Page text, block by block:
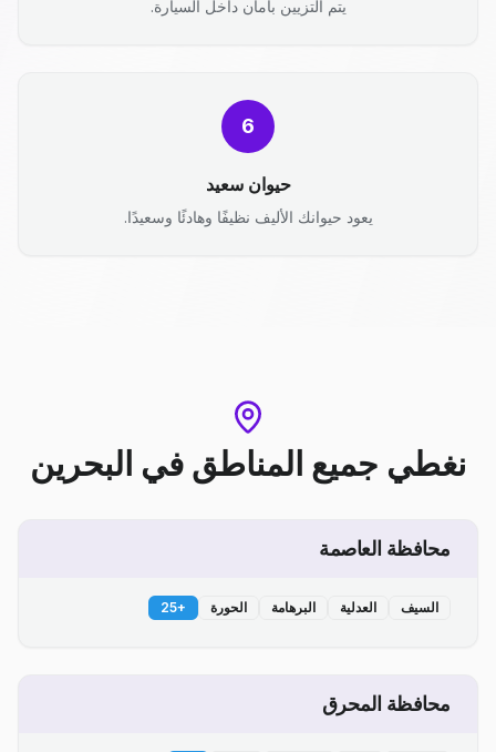
يتم التزيين بأمان داخل السيارة.
6
حيوان سعيد
يعود حيوانك الأليف نظيفًا وهادئًا وسعيدًا.
نغطي جميع المناطق في البحرين
محافظة العاصمة
السيف العدلية البرهامة الحورة +
25
محافظة المحرق